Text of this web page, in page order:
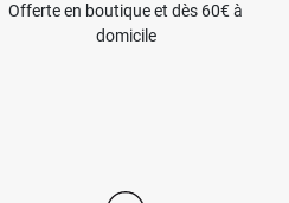
Offerte en boutique et dès 60€ à
domicile